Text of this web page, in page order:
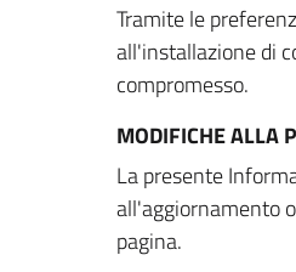
Tramite le
all'installazione di
compromesso.
MODIFICHE ALLA
La presente
all'aggiornamento
pagina.